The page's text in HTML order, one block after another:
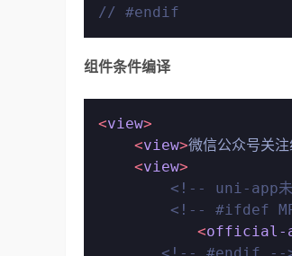
// #endif
组件条件编译
<view>
<view>微信公众号关
<view>
<!-- uni-app未
<!-- #ifdef
<official-
<!-- #endif --